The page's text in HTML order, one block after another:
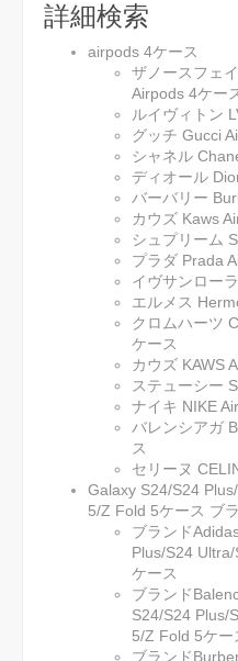
詳細検索
airpods 4ケース
ザノースフェ
Airpods 4ケー
ルイヴィトン
グッチ Gucci
シャネル
ディオール
バーバリー
カウズ Kaws
シュプリーム
プラダ Prada
イヴサンロー
エルメス
クロムハーツ
ケース
カウズ KAWS
ステューシー
ナイキ NIKE
バレンシアガ
ス
セリーヌ
Galaxy S24/S24
5/Z Fold 5ケース ブ
ブランド
Plus/S24
ケース
ブランド
S24/S24 Plus/
5/Z Fold 5ケー
ブランド